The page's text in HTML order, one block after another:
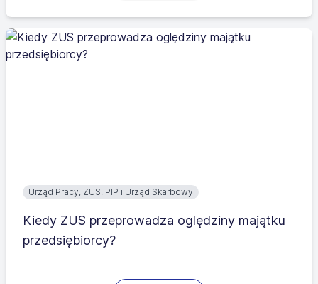
Urząd Pracy, ZUS, PIP i Urząd Skarbowy
Kiedy ZUS przeprowadza oględziny majątku
przedsiębiorcy?